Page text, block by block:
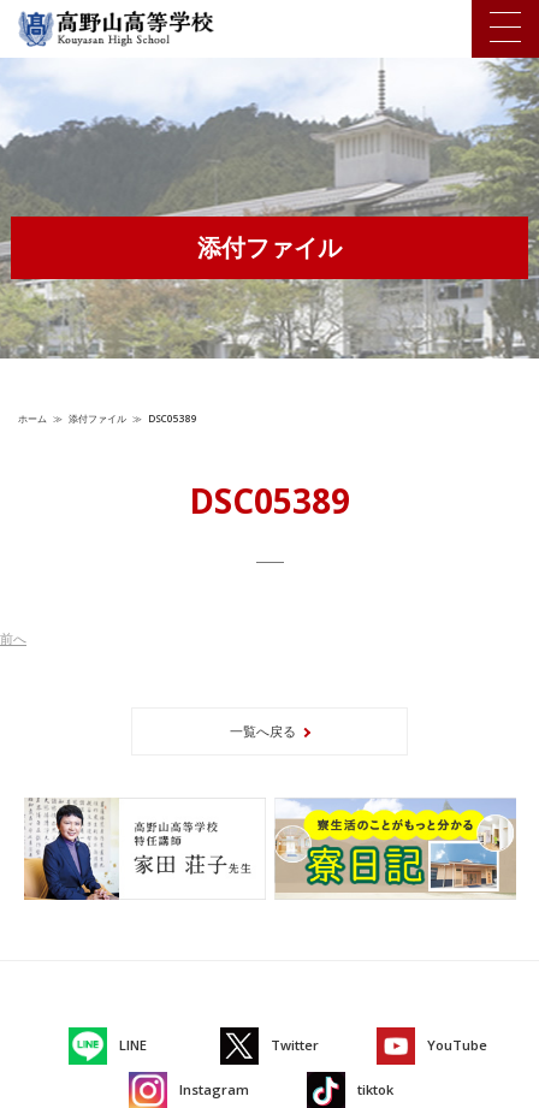
添付ファイル
ホーム ≫ 添付ファイル ≫ DSC05389
DSC05389
前へ
一覧へ戻る
LINE Twitter YouTube
Instagram tiktok